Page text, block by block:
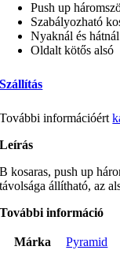
Push up
Szabályozható
Nyaknál és
Oldalt kötős alsó
Szállítás
További információért
Leírás
B kosaras, push up
távolsága állítható, az
További információ
Márka Pyramid